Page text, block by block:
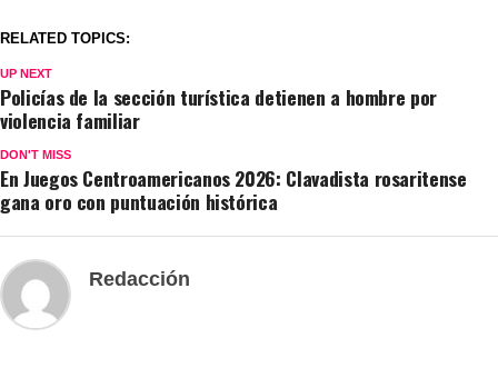
RELATED TOPICS:
UP NEXT
Policías de la sección turística detienen a hombre por
violencia familiar
DON'T MISS
En Juegos Centroamericanos 2026: Clavadista rosaritense
gana oro con puntuación histórica
Redacción